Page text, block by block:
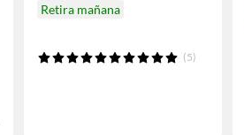
Retira mañana
(5)